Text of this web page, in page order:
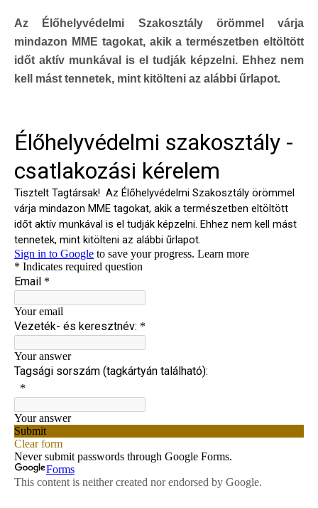
Az Élőhelyvédelmi Szakosztály örömmel várja
mindazon MME tagokat, akik a természetben eltöltött
időt aktív munkával is el tudják képzelni. Ehhez nem
kell mást tennetek, mint kitölteni az alábbi űrlapot.